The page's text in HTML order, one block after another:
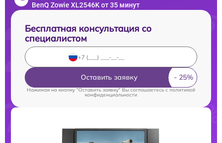
BenQ Zowie XL2546K от 35 минут
Бесплатная консультация со
специалистом
Оставить заявку
Нажимая на кнопку "Оставить заявку" Вы соглашаетесь cполитикой
конфиденциальности